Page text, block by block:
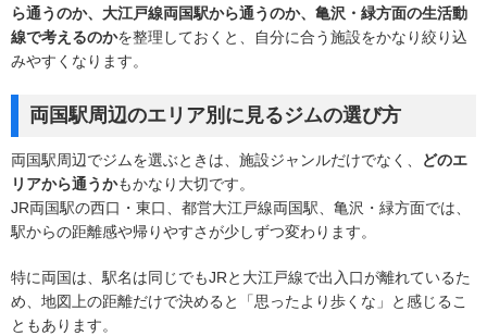
ら通うのか、大江戸線両国駅から通うのか、亀沢・緑方面の生活動
線で考えるのかを整理しておくと、自分に合う施設をかなり絞り込
みやすくなります。
両国駅周辺のエリア別に見るジムの選び方
両国駅周辺でジムを選ぶときは、施設ジャンルだけでなく、
どのエ
リアから通うかもかなり大切です。
JR両国駅の西口・東口、都営大江戸線両国駅、亀沢・緑方面では、
駅からの距離感や帰りやすさが少しずつ変わります。
特に両国は、駅名は同じでもJRと大江戸線で出入口が離れているた
め、地図上の距離だけで決めると「思ったより歩くな」と感じるこ
ともあります。